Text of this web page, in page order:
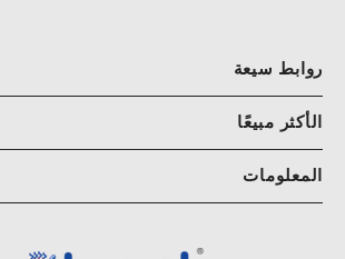
روابط سيعة
الأكثر مبيعًا
المعلومات